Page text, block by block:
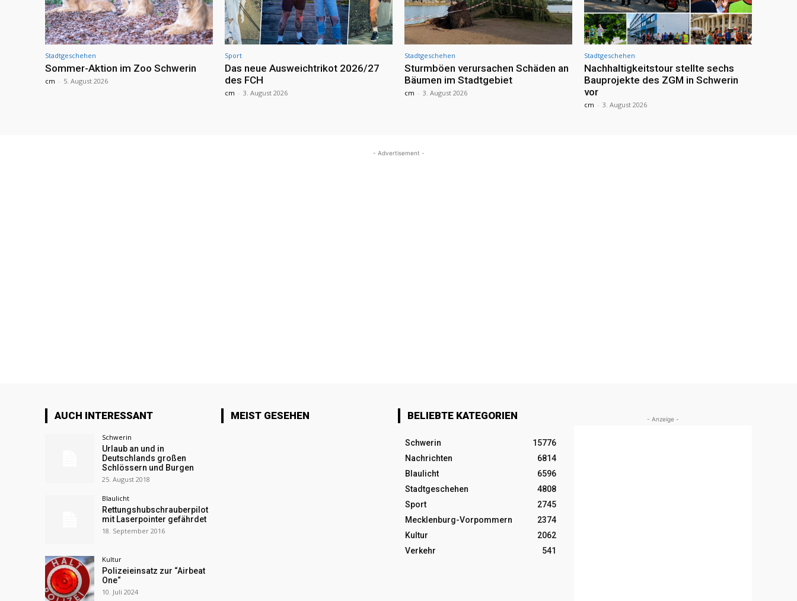
Stadtgeschehen
Sommer-Aktion im Zoo Schwerin
cm - 5. August 2026
Sport
Das neue Ausweichtrikot 2026/27
des FCH
cm - 3. August 2026
Stadtgeschehen
Sturmböen verursachen Schäden an
Bäumen im Stadtgebiet
cm - 3. August 2026
Stadtgeschehen
Nachhaltigkeitstour stellte sechs
Bauprojekte des ZGM in Schwerin
vor
cm - 3. August 2026
- Advertisement -
AUCH INTERESSANT
Schwerin
Urlaub an und in
Deutschlands großen
Schlössern und Burgen
25. August 2018
Blaulicht
Rettungshubschrauberpilot
mit Laserpointer gefährdet
18. September 2016
Kultur
Polizeieinsatz zur “Airbeat
One“
10. Juli 2024
MEIST GESEHEN BELIEBTE KATEGORIEN
Schwerin
15776
Nachrichten
6814
Blaulicht
6596
Stadtgeschehen
4808
Sport
2745
Mecklenburg-Vorpommern
2374
Kultur
2062
Verkehr
541
- Anzeige -